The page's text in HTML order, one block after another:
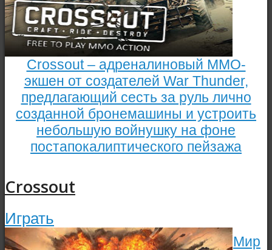
Crossout – адреналиновый MMO-
экшен от создателей War Thunder,
предлагающий сесть за руль лично
созданной бронемашины и устроить
небольшую войнушку на фоне
постапокалиптического пейзажа
Crossout
Играть
Мир